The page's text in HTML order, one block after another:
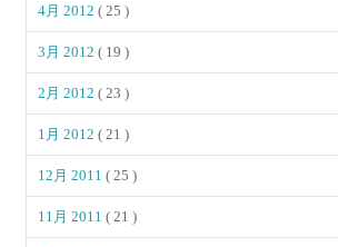
4月 2012( 25 )
3月 2012( 19 )
2月 2012( 23 )
1月 2012( 21 )
12月 2011( 25 )
11月 2011( 21 )